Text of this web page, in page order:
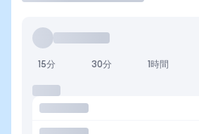
15分 30分 1時間